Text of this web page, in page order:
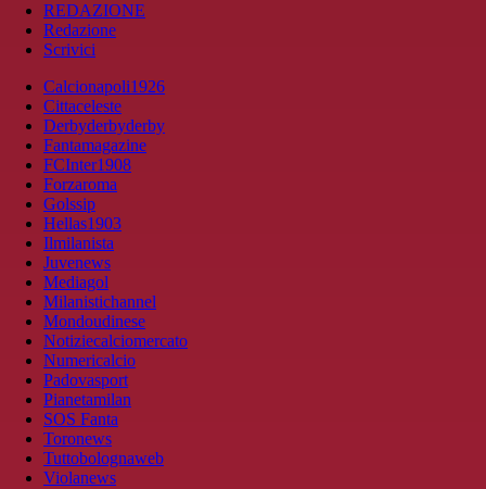
REDAZIONE
Redazione
Scrivici
Calcionapoli1926
Cittaceleste
Derbyderbyderby
Fantamagazine
FCInter1908
Forzaroma
Golssip
Hellas1903
Ilmilanista
Juvenews
Mediagol
Milanistichannel
Mondoudinese
Notiziecalciomercato
Numericalcio
Padovasport
Pianetamilan
SOS Fanta
Toronews
Tuttobolognaweb
Violanews